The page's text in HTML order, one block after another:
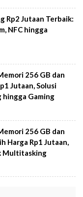
Rp2 Jutaan Terbaik:
NFC hingga
256 GB dan
Jutaan, Solusi
Gaming
256 GB dan
Harga Rp1 Jutaan,
Multitasking